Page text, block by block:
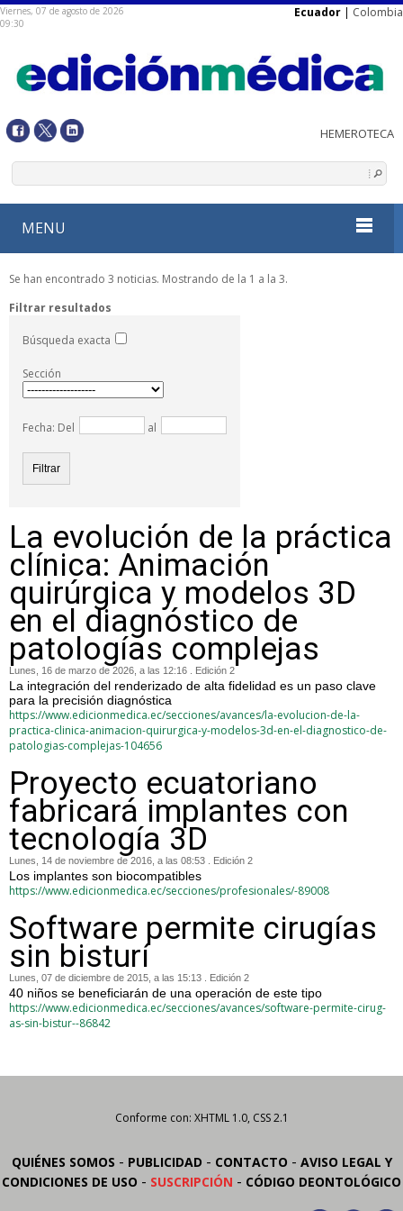
Viernes, 07 de agosto de 2026
09:30
Ecuador | Colombia
MENU
Se han encontrado 3 noticias. Mostrando de la 1 a la 3.
Filtrar resultados
Búsqueda exacta
Sección
Fecha: Del al
La evolución de la práctica
clínica: Animación
quirúrgica y modelos 3D
en el diagnóstico de
patologías complejas
Lunes, 16 de marzo de 2026, a las 12:16 . Edición 2
La integración del renderizado de alta fidelidad es un paso clave
para la precisión diagnóstica
https://www.edicionmedica.ec/secciones/avances/la-evolucion-de-la-
practica-clinica-animacion-quirurgica-y-modelos-3d-en-el-diagnostico-de-
patologias-complejas-104656
Proyecto ecuatoriano
fabricará implantes con
tecnología 3D
Lunes, 14 de noviembre de 2016, a las 08:53 . Edición 2
Los implantes son biocompatibles
https://www.edicionmedica.ec/secciones/profesionales/-89008
Software permite cirugías
sin bisturí
Lunes, 07 de diciembre de 2015, a las 15:13 . Edición 2
40 niños se beneficiarán de una operación de este tipo
https://www.edicionmedica.ec/secciones/avances/software-permite-cirug-
as-sin-bistur--86842
Conforme con: XHTML 1.0, CSS 2.1
QUIÉNES SOMOS - PUBLICIDAD - CONTACTO - AVISO LEGAL Y
CONDICIONES DE USO - SUSCRIPCIÓN - CÓDIGO DEONTOLÓGICO